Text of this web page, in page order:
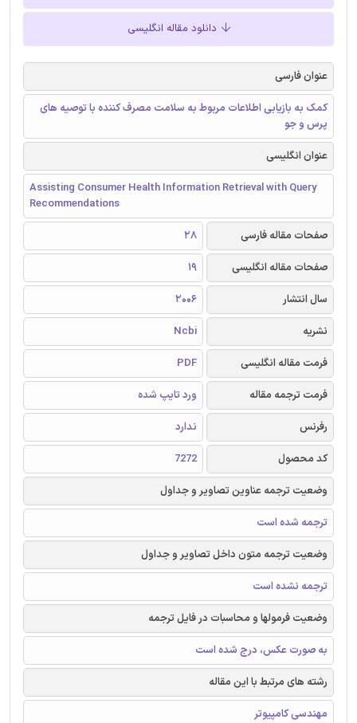
دانلود مقاله انگلیسی
عنوان فارسی
کمک به بازیابی اطلاعات مربوط به سلامت مصرف کننده با توصیه های
پرس و جو
عنوان انگلیسی
Assisting Consumer Health Information Retrieval with Query
Recommendations
صفحات مقاله فارسی
28
صفحات مقاله انگلیسی
19
سال انتشار
2006
نشریه
Ncbi
فرمت مقاله انگلیسی
PDF
فرمت ترجمه مقاله
ورد تایپ شده
رفرنس
ندارد
کد محصول
7272
وضعیت ترجمه عناوین تصاویر و جداول
ترجمه شده است
وضعیت ترجمه متون داخل تصاویر و جداول
ترجمه نشده است
وضعیت فرمولها و محاسبات در فایل ترجمه
به صورت عکس، درج شده است
رشته های مرتبط با این مقاله
مهندسی کامپیوتر